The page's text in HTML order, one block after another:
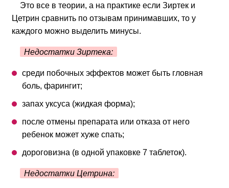
Это все в теории, а на практике если Зиртек и
Цетрин сравнить по отзывам принимавших, то у
каждого можно выделить минусы.
Недостатки Зиртека:
среди побочных эффектов может быть гловная
боль, фарингит;
запах уксуса (жидкая форма);
после отмены препарата или отказа от него
ребенок может хуже спать;
дороговизна (в одной упаковке 7 таблеток).
Недостатки Цетрина: